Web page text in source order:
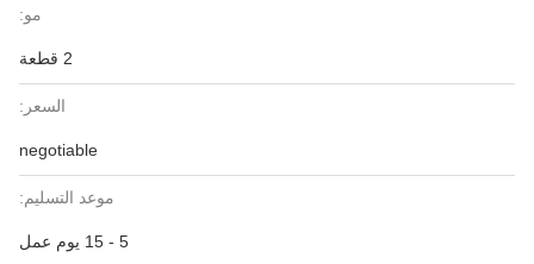
مو:
السعر:
negotiable
موعد التسليم:
5 - 15 يوم عمل